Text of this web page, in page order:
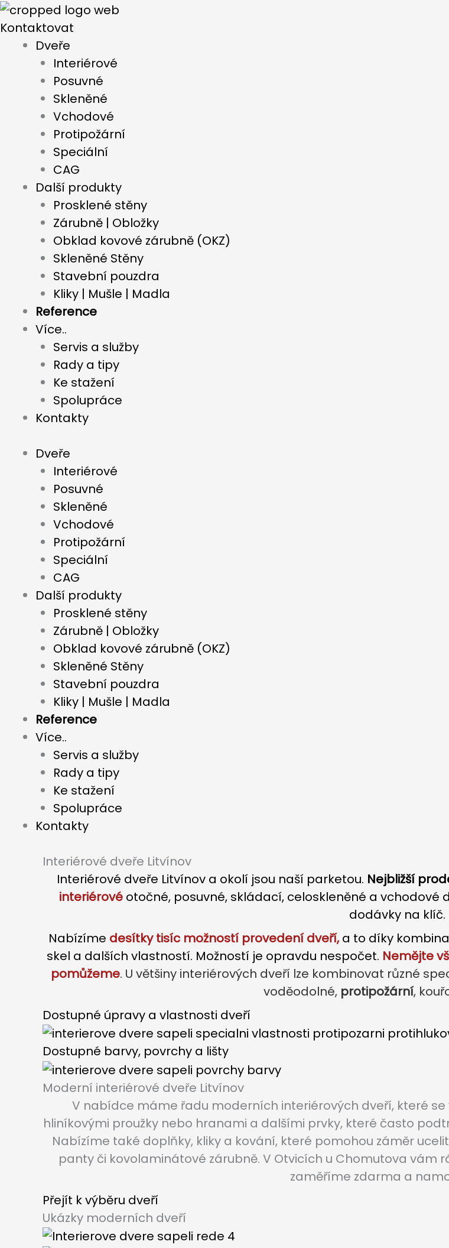
Přeskočit
na
obsah
Kontaktovat
Dveře
Interiérové
Posuvné
Skleněné
Vchodové
Protipožární
Speciální
CAG
Další produkty
Prosklené stěny
Zárubně | Obložky
Obklad kovové zárubně (OKZ)
Skleněné Stěny
Stavební pouzdra
Kliky | Mušle | Madla
Reference
Více..
Servis a služby
Rady a tipy
Ke stažení
Spolupráce
Kontakty
Dveře
Interiérové
Posuvné
Skleněné
Vchodové
Protipožární
Speciální
CAG
Další produkty
Prosklené stěny
Zárubně | Obložky
Obklad kovové zárubně (OKZ)
Skleněné Stěny
Stavební pouzdra
Kliky | Mušle | Madla
Reference
Více..
Servis a služby
Rady a tipy
Ke stažení
Spolupráce
Kontakty
Interiérové dveře Litvínov
Interiérové dveře Litvínov a okolí jsou naší parketou. Nejbližší
interiérovéotočné, posuvné, skládací, celoskleněné a vchodové
dodávky na klíč.
Nabízíme desítky tisíc možností provedení dveří, a to díky
skel a dalších vlastností. Možností je opravdu nespočet. Nemějte
pomůžeme. U většiny interiérových dveří lze kombinovat různé
voděodolné, protipožární,
Dostupné úpravy a vlastnosti dveří
Dostupné barvy, povrchy a lišty
Moderní interiérové dveře Litvínov
V nabídce máme řadu moderních interiérových dveří, které
hliníkovými proužky nebo hranami a dalšími prvky, které často
Nabízíme také doplňky, kliky a kování, které pomohou záměr
panty či kovolaminátové zárubně. V Otvicích u Chomutova vám
zaměříme zdarma a
Přejít k výběru dveří
Ukázky moderních dveří